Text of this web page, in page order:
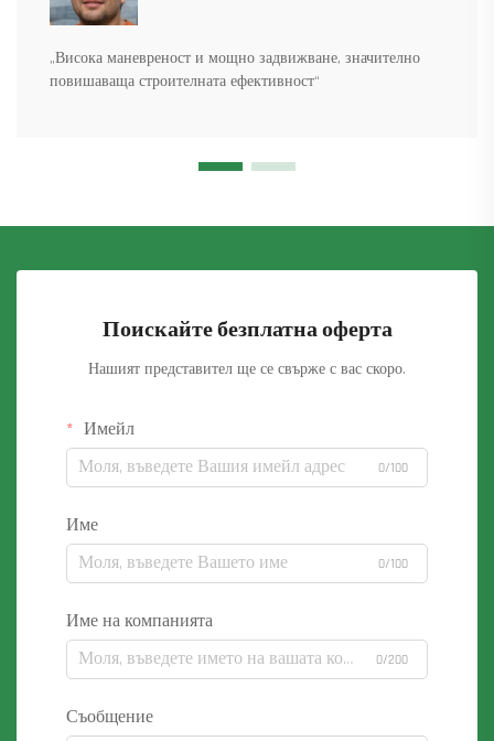
„Висока маневреност и мощно задвижване, значително
повишаваща строителната ефективност“
Поискайте безплатна оферта
Нашият представител ще се свърже с вас скоро.
Имейл
0/100
Име
0/100
Име на компанията
0/200
Съобщение